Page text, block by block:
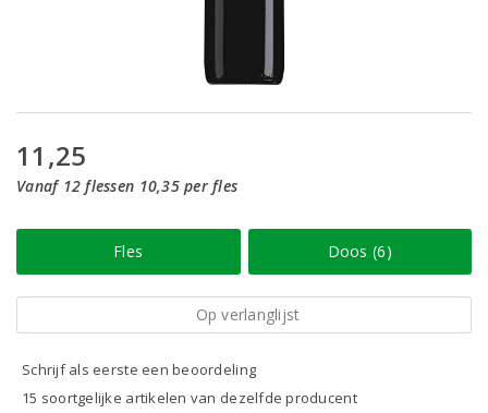
11,25
Vanaf 12 flessen 10,35 per fles
Fles Doos (6)
Op verlanglijst
Schrijf als eerste een beoordeling
15 soortgelijke artikelen van dezelfde producent